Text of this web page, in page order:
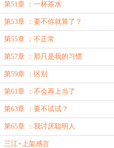
第51章 ：一杯茶水
第53章 ：要不你就算了？
第55章 ：不正常
第57章 ：那只是我的习惯
第59章 ：区别
第61章 ：不会再上当了
第63章 ：要不试试？
第65章 ：我讨厌聪明人
三江+上架感言